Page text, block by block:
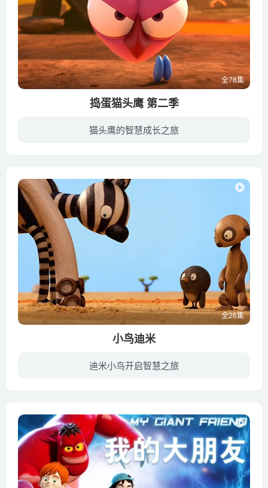
全78集
捣蛋猫头鹰 第二季
猫头鹰的智慧成长之旅
全26集
小鸟迪米
迪米小鸟开启智慧之旅